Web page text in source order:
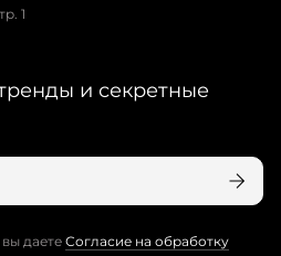
1
и секретные
даете Согласие на обработку